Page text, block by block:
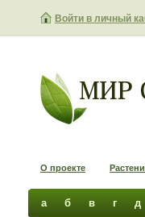
Войти в личный
О проекте
а б в г д